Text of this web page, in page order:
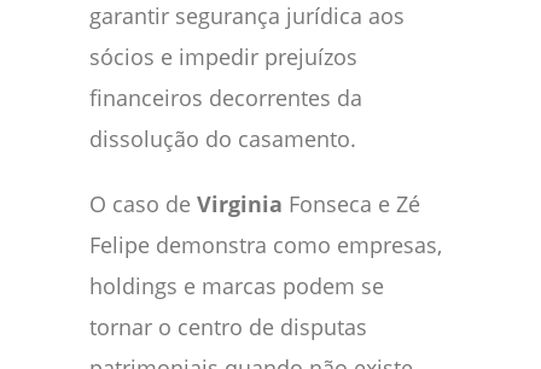
garantir segurança jurídica aos
sócios e impedir prejuízos
financeiros decorrentes da
dissolução do casamento.
O caso de Virginia Fonseca e Zé
Felipe demonstra como empresas,
holdings e marcas podem se
tornar o centro de disputas